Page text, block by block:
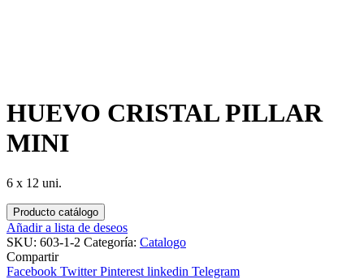
HUEVO CRISTAL PILLAR
MINI
6 x 12 uni.
Producto catálogo
Añadir a lista de deseos
SKU: 603-1-2 Categoría: Catalogo
Compartir
Facebook Twitter Pinterest linkedin Telegram